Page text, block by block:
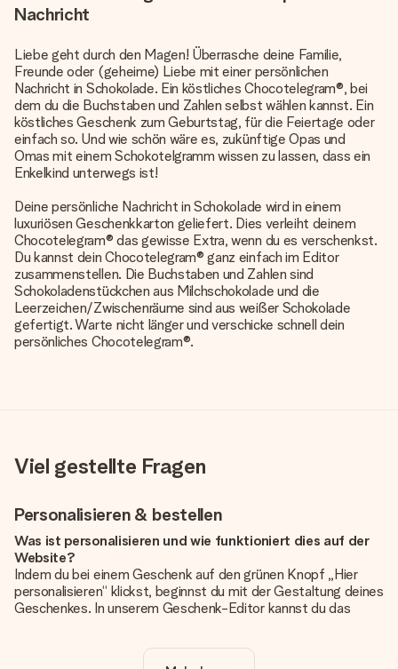
Nachricht
Liebe geht durch den Magen! Überrasche deine Familie,
Freunde oder (geheime) Liebe mit einer persönlichen
Nachricht in Schokolade. Ein köstliches Chocotelegram®, bei
dem du die Buchstaben und Zahlen selbst wählen kannst. Ein
köstliches Geschenk zum Geburtstag, für die Feiertage oder
einfach so. Und wie schön wäre es, zukünftige Opas und
Omas mit einem Schokotelgramm wissen zu lassen, dass ein
Enkelkind unterwegs ist!
Deine persönliche Nachricht in Schokolade wird in einem
luxuriösen Geschenkkarton geliefert. Dies verleiht deinem
Chocotelegram® das gewisse Extra, wenn du es verschenkst.
Du kannst dein Chocotelegram® ganz einfach im Editor
zusammenstellen. Die Buchstaben und Zahlen sind
Schokoladenstückchen aus Milchschokolade und die
Leerzeichen/Zwischenräume sind aus weißer Schokolade
gefertigt. Warte nicht länger und verschicke schnell dein
persönliches Chocotelegram®.
Viel gestellte Fragen
Personalisieren & bestellen
Was ist personalisieren und wie funktioniert dies auf der
Website?
Indem du bei einem Geschenk auf den grünen Knopf „Hier
personalisieren“ klickst, beginnst du mit der Gestaltung deines
Geschenkes. In unserem Geschenk-Editor kannst du das
noch eines unserer angebotenen Designs, um deinem